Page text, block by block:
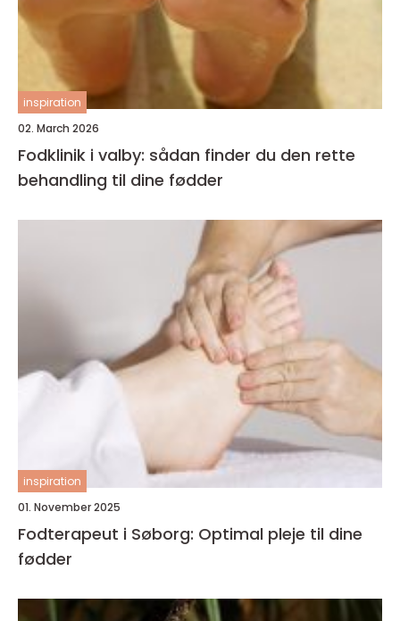
inspiration
02. March 2026
Fodklinik i valby: sådan finder du den rette
behandling til dine fødder
inspiration
01. November 2025
Fodterapeut i Søborg: Optimal pleje til dine
fødder